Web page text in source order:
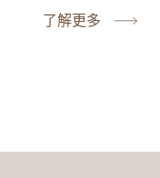
了解更多